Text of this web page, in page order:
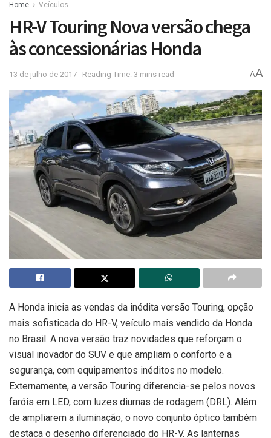
Home Veículos
HR-V Touring Nova versão chega
às concessionárias Honda
13 de julho de 2017 Reading Time: 3 mins read AA
A Honda inicia as vendas da inédita versão Touring, opção
mais sofisticada do HR-V, veículo mais vendido da Honda
no Brasil. A nova versão traz novidades que reforçam o
visual inovador do SUV e que ampliam o conforto e a
segurança, com equipamentos inéditos no modelo.
Externamente, a versão Touring diferencia-se pelos novos
faróis em LED, com luzes diurnas de rodagem (DRL). Além
de ampliarem a iluminação, o novo conjunto óptico também
destaca o desenho diferenciado do HR-V. As lanternas